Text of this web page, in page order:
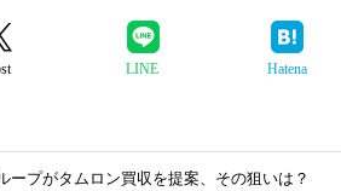
LINE Hatena
ープがタムロン買収を提案、その狙いは？